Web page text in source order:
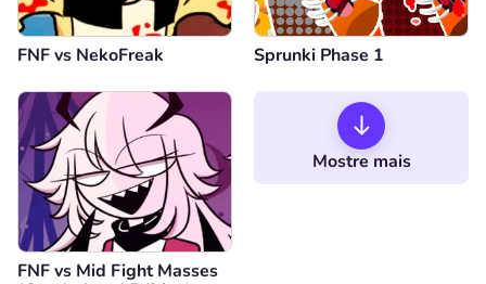
FNF vs NekoFreak Sprunki Phase 1
FNF vs Mid Fight Masses
Mostre mais